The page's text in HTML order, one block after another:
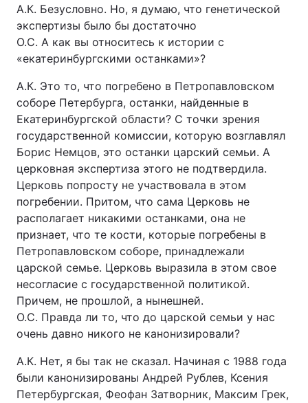
А.К. Безусловно. Но, я думаю, что генетической
экспертизы было бы достаточно
О.С. А как вы относитесь к истории с
«екатеринбургскими останками»?
А.К. Это то, что погребено в Петропавловском
соборе Петербурга, останки, найденные в
Екатеринбургской области? С точки зрения
государственной комиссии, которую возглавлял
Борис Немцов, это останки царский семьи. А
церковная экспертиза этого не подтвердила.
Церковь попросту не участвовала в этом
погребении. Притом, что сама Церковь не
располагает никакими останками, она не
признает, что те кости, которые погребены в
Петропавловском соборе, принадлежали
царской семье. Церковь выразила в этом свое
несогласие с государственной политикой.
Причем, не прошлой, а нынешней.
О.С. Правда ли то, что до царской семьи у нас
очень давно никого не канонизировали?
А.К. Нет, я бы так не сказал. Начиная с 1988 года
были канонизированы Андрей Рублев, Ксения
Петербургская, Феофан Затворник, Максим Грек,